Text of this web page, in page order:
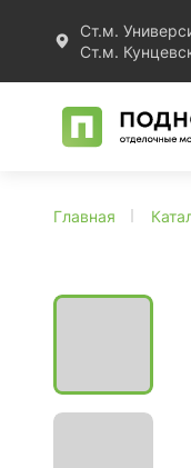
Ст.м.
Ст.м.
Главная